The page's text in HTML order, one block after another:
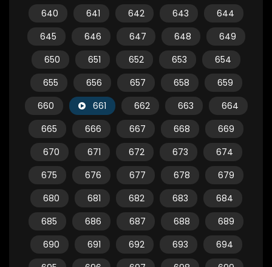
640
641 642 643
644
645
646 647 648
649
650
651 652 653
654
655
656 657 658
659
660
661 662 663
664
665
666 667 668
669
670
671 672 673
674
675
676 677 678
679
680
681 682 683
684
685
686 687 688
689
690
691 692 693
694